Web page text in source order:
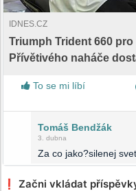
IDNES.CZ
Triumph Trident 660
Přívětivého naháče
To se mi líbí
Tomáš Bendžák
3. dubna
Za co jako?silenej svet
❗️ Začni vkládat